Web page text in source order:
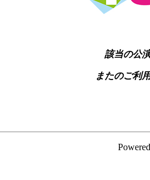
該当の公
またのご利